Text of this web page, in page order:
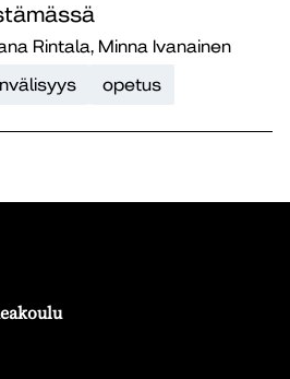
Rintala, Minna Ivanainen
opetus